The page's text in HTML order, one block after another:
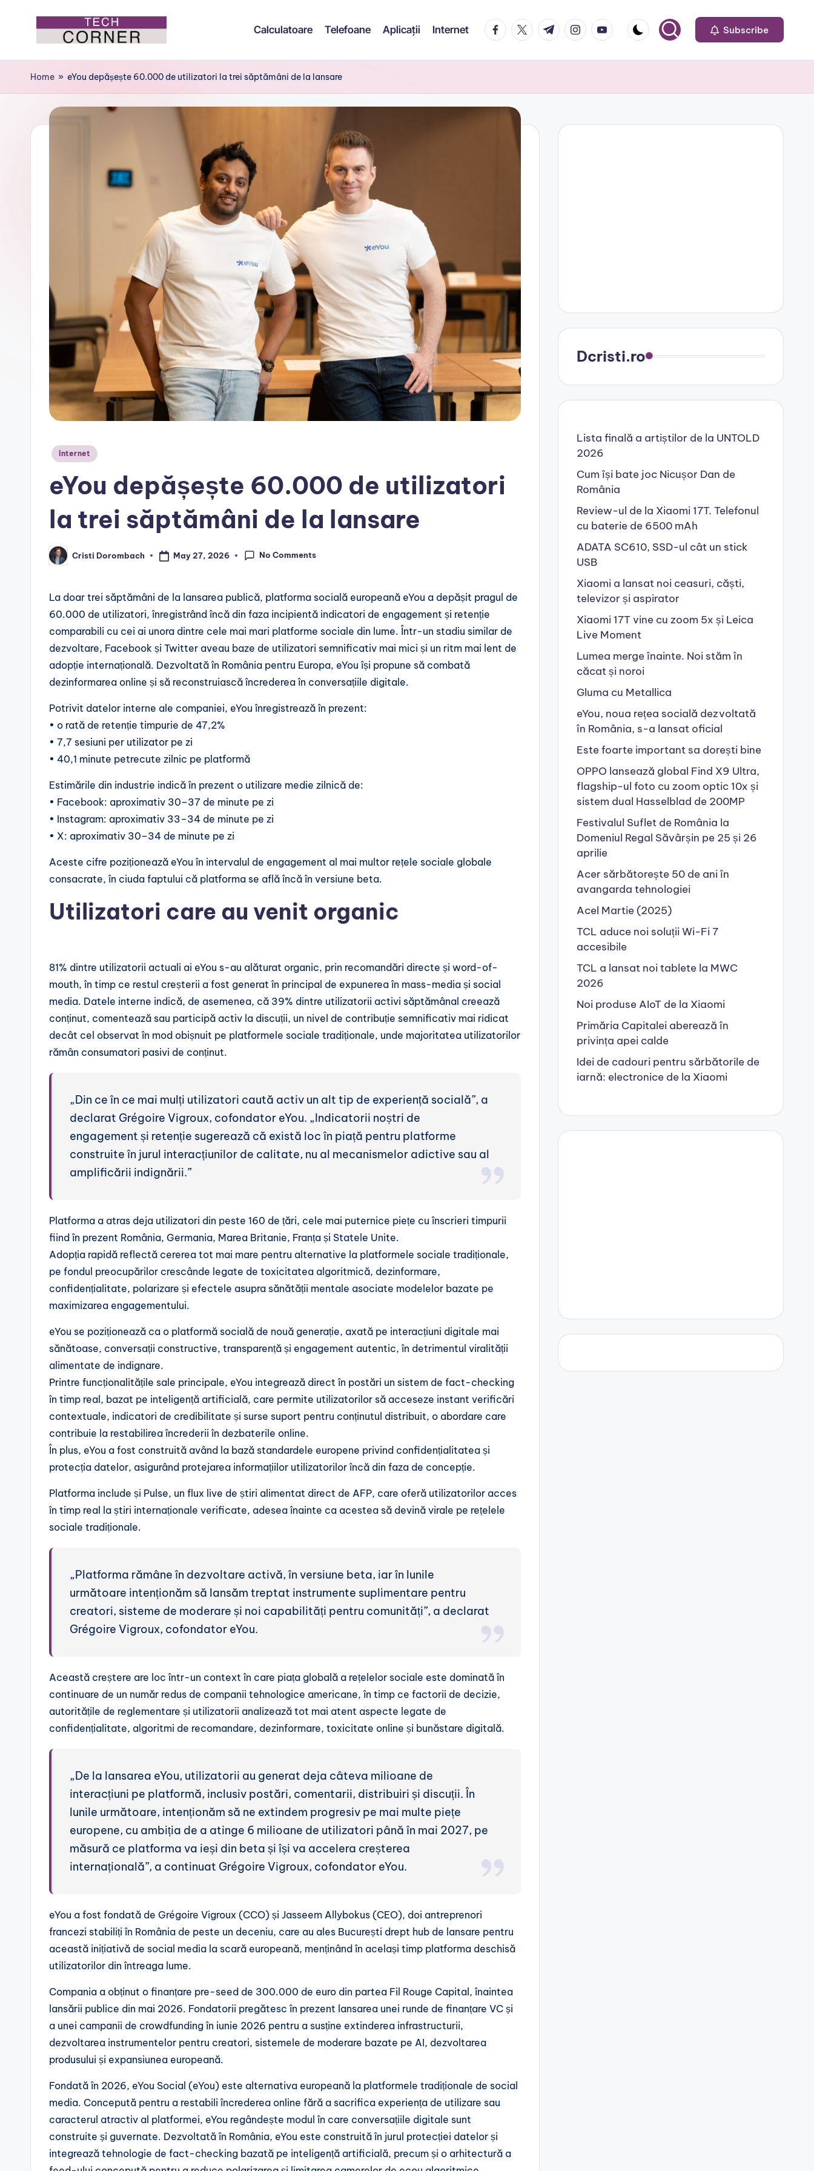
T
e
h
de
Calculatoare Telefoane Aplicații Internet facebook.com
twitter.com
t.me instagram.com
youtube.com Subscribe
Home » eYou depășește 60.000 de utilizatori la trei săptămâni de la lansare
Posted
Internet
eYou depășește 60.000 de utilizatori
la trei săptămâni de la lansare
Posted
by
Cristi Dorombach May 27, 2026 No Comments
La doar trei săptămâni de la lansarea publică, platforma socială europeană eYou a depășit pragul de
60.000 de utilizatori, înregistrând încă din faza incipientă indicatori de engagement și retenție
comparabili cu cei ai unora dintre cele mai mari platforme sociale din lume. Într-un stadiu similar de
dezvoltare, Facebook și Twitter aveau baze de utilizatori semnificativ mai mici și un ritm mai lent de
adopție internațională. Dezvoltată în România pentru Europa, eYou își propune să combată
dezinformarea online și să reconstruiască încrederea în conversațiile digitale.
Potrivit datelor interne ale companiei, eYou înregistrează în prezent:
• o rată de retenție timpurie de 47,2%
• 7,7 sesiuni per utilizator pe zi
• 40,1 minute petrecute zilnic pe platformă
Estimările din industrie indică în prezent o utilizare medie zilnică de:
• Facebook: aproximativ 30–37 de minute pe zi
• Instagram: aproximativ 33–34 de minute pe zi
• X: aproximativ 30–34 de minute pe zi
Aceste cifre poziționează eYou în intervalul de engagement al mai multor rețele sociale globale
consacrate, în ciuda faptului că platforma se află încă în versiune beta.
Utilizatori care au venit organic
81% dintre utilizatorii actuali ai eYou s-au alăturat organic, prin recomandări directe și word-of-
mouth, în timp ce restul creșterii a fost generat în principal de expunerea în mass-media și social
media. Datele interne indică, de asemenea, că 39% dintre utilizatorii activi săptămânal creează
conținut, comentează sau participă activ la discuții, un nivel de contribuție semnificativ mai ridicat
decât cel observat în mod obișnuit pe platformele sociale tradiționale, unde majoritatea utilizatorilor
rămân consumatori pasivi de conținut.
„Din ce în ce mai mulți utilizatori caută activ un alt tip de experiență socială”, a
declarat Grégoire Vigroux, cofondator eYou. „Indicatorii noștri de
engagement și retenție sugerează că există loc în piață pentru platforme
construite în jurul interacțiunilor de calitate, nu al mecanismelor adictive sau al
amplificării indignării.”
Platforma a atras deja utilizatori din peste 160 de țări, cele mai puternice piețe cu înscrieri timpurii
fiind în prezent România, Germania, Marea Britanie, Franța și Statele Unite.
Adopția rapidă reflectă cererea tot mai mare pentru alternative la platformele sociale tradiționale,
pe fondul preocupărilor crescânde legate de toxicitatea algoritmică, dezinformare,
confidențialitate, polarizare și efectele asupra sănătății mentale asociate modelelor bazate pe
maximizarea engagementului.
eYou se poziționează ca o platformă socială de nouă generație, axată pe interacțiuni digitale mai
sănătoase, conversații constructive, transparență și engagement autentic, în detrimentul viralității
alimentate de indignare.
Printre funcționalitățile sale principale, eYou integrează direct în postări un sistem de fact-checking
în timp real, bazat pe inteligență artificială, care permite utilizatorilor să acceseze instant verificări
contextuale, indicatori de credibilitate și surse suport pentru conținutul distribuit, o abordare care
contribuie la restabilirea încrederii în dezbaterile online.
În plus, eYou a fost construită având la bază standardele europene privind confidențialitatea și
protecția datelor, asigurând protejarea informațiilor utilizatorilor încă din faza de concepție.
Platforma include și Pulse, un flux live de știri alimentat direct de AFP, care oferă utilizatorilor acces
în timp real la știri internaționale verificate, adesea înainte ca acestea să devină virale pe rețelele
sociale tradiționale.
„Platforma rămâne în dezvoltare activă, în versiune beta, iar în lunile
următoare intenționăm să lansăm treptat instrumente suplimentare pentru
creatori, sisteme de moderare și noi capabilități pentru comunități”, a declarat
Grégoire Vigroux, cofondator eYou.
Această creștere are loc într-un context în care piața globală a rețelelor sociale este dominată în
continuare de un număr redus de companii tehnologice americane, în timp ce factorii de decizie,
autoritățile de reglementare și utilizatorii analizează tot mai atent aspecte legate de
confidențialitate, algoritmi de recomandare, dezinformare, toxicitate online și bunăstare digitală.
„De la lansarea eYou, utilizatorii au generat deja câteva milioane de
interacțiuni pe platformă, inclusiv postări, comentarii, distribuiri și discuții. În
lunile următoare, intenționăm să ne extindem progresiv pe mai multe piețe
europene, cu ambiția de a atinge 6 milioane de utilizatori până în mai 2027, pe
măsură ce platforma va ieși din beta și își va accelera creșterea
internațională”, a continuat Grégoire Vigroux, cofondator eYou.
eYou a fost fondată de Grégoire Vigroux (CCO) și Jasseem Allybokus (CEO), doi antreprenori
francezi stabiliți în România de peste un deceniu, care au ales București drept hub de lansare pentru
această inițiativă de social media la scară europeană, menținând în același timp platforma deschisă
utilizatorilor din întreaga lume.
Compania a obținut o finanțare pre-seed de 300.000 de euro din partea Fil Rouge Capital, înaintea
lansării publice din mai 2026. Fondatorii pregătesc în prezent lansarea unei runde de finanțare VC și
a unei campanii de crowdfunding în iunie 2026 pentru a susține extinderea infrastructurii,
dezvoltarea instrumentelor pentru creatori, sistemele de moderare bazate pe AI, dezvoltarea
produsului și expansiunea europeană.
Fondată în 2026, eYou Social (eYou) este alternativa europeană la platformele tradiționale de social
media. Concepută pentru a restabili încrederea online fără a sacrifica experiența de utilizare sau
caracterul atractiv al platformei, eYou regândește modul în care conversațiile digitale sunt
construite și guvernate. Dezvoltată în România, eYou este construită în jurul protecției datelor și
integrează tehnologie de fact-checking bazată pe inteligență artificială, precum și o arhitectură a
Dcristi.ro
Lista finală a artiștilor de la UNTOLD
2026
Cum își bate joc Nicușor Dan de
România
Review-ul de la Xiaomi 17T. Telefonul
cu baterie de 6500 mAh
ADATA SC610, SSD-ul cât un stick
USB
Xiaomi a lansat noi ceasuri, căști,
televizor și aspirator
Xiaomi 17T vine cu zoom 5x și Leica
Live Moment
Lumea merge înainte. Noi stăm în
căcat și noroi
Gluma cu Metallica
eYou, noua rețea socială dezvoltată
în România, s-a lansat oficial
Este foarte important sa dorești bine
OPPO lansează global Find X9 Ultra,
flagship-ul foto cu zoom optic 10x și
sistem dual Hasselblad de 200MP
Festivalul Suflet de România la
Domeniul Regal Săvârșin pe 25 și 26
aprilie
Acer sărbătorește 50 de ani în
avangarda tehnologiei
Acel Martie (2025)
TCL aduce noi soluții Wi-Fi 7
accesibile
TCL a lansat noi tablete la MWC
2026
Noi produse AIoT de la Xiaomi
Primăria Capitalei aberează în
privința apei calde
Idei de cadouri pentru sărbătorile de
iarnă: electronice de la Xiaomi